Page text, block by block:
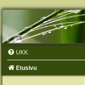
UKK
Etusivu